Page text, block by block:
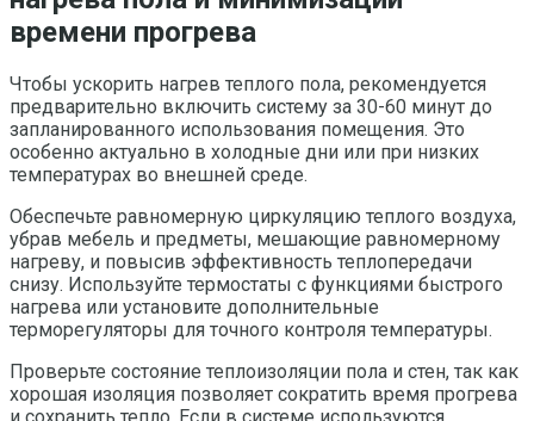
времени прогрева
Чтобы ускорить нагрев теплого пола, рекомендуется
предварительно включить систему за 30-60 минут до
запланированного использования помещения. Это
особенно актуально в холодные дни или при низких
температурах во внешней среде.
Обеспечьте равномерную циркуляцию теплого воздуха,
убрав мебель и предметы, мешающие равномерному
нагреву, и повысив эффективность теплопередачи
снизу. Используйте термостаты с функциями быстрого
нагрева или установите дополнительные
терморегуляторы для точного контроля температуры.
Проверьте состояние теплоизоляции пола и стен, так как
хорошая изоляция позволяет сократить время прогрева
и сохранить тепло. Если в системе используются